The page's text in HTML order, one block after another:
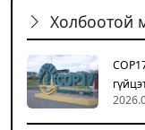
Холбоотой